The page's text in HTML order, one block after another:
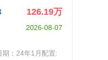
，带简易折叠系
手:田原+绒面组
后排座椅的电
第二排座椅)前后
126.19万
2026-08-07
：24年1月配置: